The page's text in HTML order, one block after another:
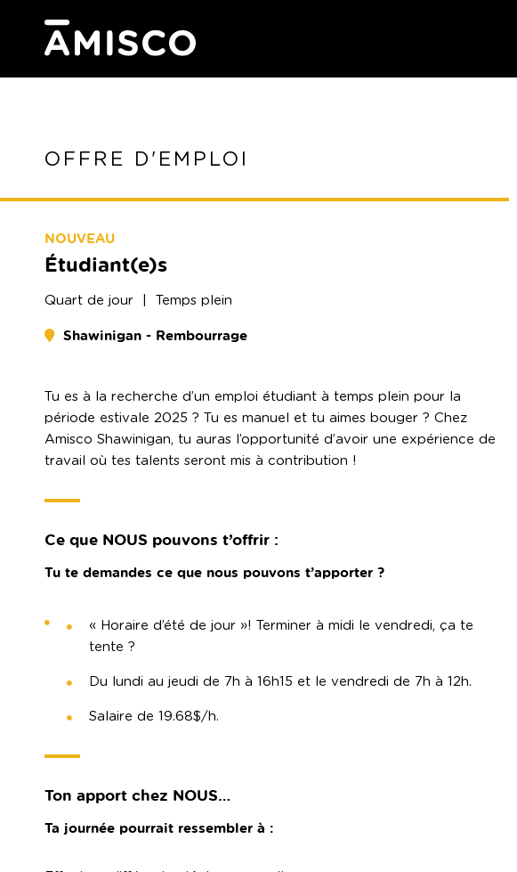
OFFRE D'EMPLOI
NOUVEAU
Étudiant(e)s
Quart de jour | Temps plein
Shawinigan - Rembourrage
Tu es à la recherche d’un emploi étudiant à temps plein pour la
période estivale 2025 ? Tu es manuel et tu aimes bouger ? Chez
Amisco Shawinigan, tu auras l’opportunité d’avoir une expérience de
travail où tes talents seront mis à contribution !
Ce que NOUS pouvons t’offrir :
Tu te demandes ce que nous pouvons t’apporter ?
« Horaire d’été de jour »! Terminer à midi le vendredi, ça te
tente ?
Du lundi au jeudi de 7h à 16h15 et le vendredi de 7h à 12h.
Salaire de 19.68$/h.
Ton apport chez NOUS…
Ta journée pourrait ressembler à :